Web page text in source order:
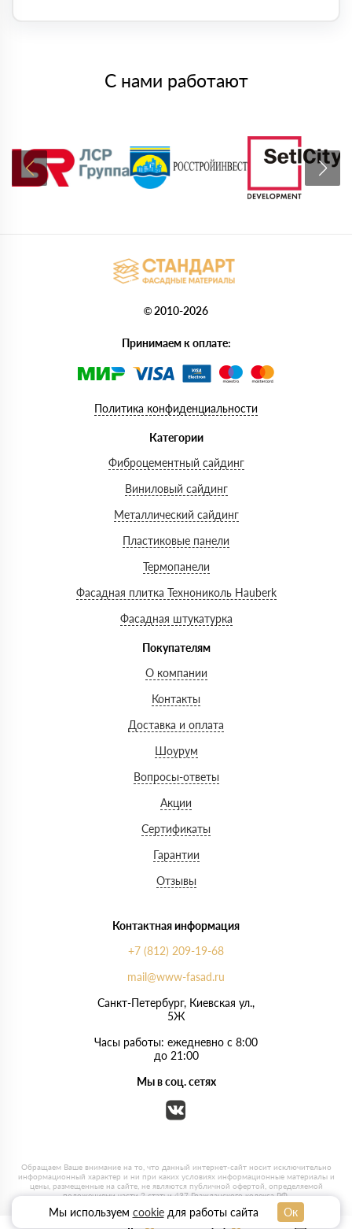
С нами работают
© 2010-2026
Принимаем к оплате:
Политика конфиденциальности
Категории
Фиброцементный сайдинг
Виниловый сайдинг
Металлический сайдинг
Пластиковые панели
Термопанели
Фасадная плитка Технониколь Hauberk
Фасадная штукатурка
Покупателям
О компании
Контакты
Доставка и оплата
Шоурум
Вопросы-ответы
Акции
Сертификаты
Гарантии
Отзывы
Контактная информация
+7 (812) 209-19-68
mail@www-fasad.ru
Санкт-Петербург, ​Киевская ул.,
5Ж
Часы работы: ежедневно с 8:00
до 21:00
Мы в соц. сетях
Мы используем cookieдля работы сайта Ок